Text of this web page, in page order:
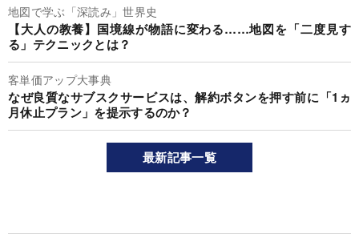
地図で学ぶ「深読み」世界史
【大人の教養】国境線が物語に変わる……地図を「二度見す
る」テクニックとは？
客単価アップ大事典
なぜ良質なサブスクサービスは、解約ボタンを押す前に「1ヵ
月休止プラン」を提示するのか？
最新記事一覧